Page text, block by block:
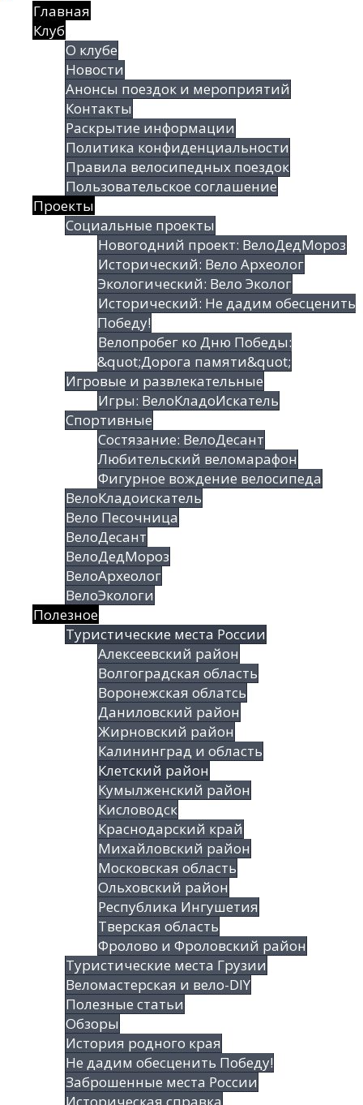
Главная
Клуб
О клубе
Новости
Анонсы поездок и мероприятий
Контакты
Раскрытие информации
Политика конфиденциальности
Правила велосипедных поездок
Пользовательское соглашение
Проекты
Социальные проекты
Новогодний проект: ВелоДедМороз
Исторический: Вело Археолог
Экологический: Вело Эколог
Исторический: Не дадим обесценить
Победу!
Велопробег ко Дню Победы:
&quot;Дорога памяти&quot;
Игровые и развлекательные
Игры: ВелоКладоИскатель
Спортивные
Состязание: ВелоДесант
Любительский веломарафон
Фигурное вождение велосипеда
ВелоКладоискатель
Вело Песочница
ВелоДесант
ВелоДедМороз
ВелоАрхеолог
ВелоЭкологи
Полезное
Туристические места России
Алексеевский район
Волгоградская облаcть
Воронежская облатсь
Даниловский район
Жирновский район
Калининград и область
Клетский район
Кумылженский район
Кисловодск
Краснодарский край
Михайловский район
Московская область
Ольховский район
Республика Ингушетия
Тверская область
Фролово и Фроловский район
Туристические места Грузии
Веломастерская и вело-DIY
Полезные статьи
Обзоры
История родного края
Не дадим обесценить Победу!
Заброшенные места России
Историческая справка